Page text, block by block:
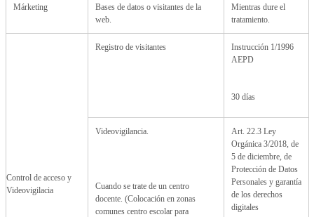
Márketing
Bases de datos o visitantes de la
web.
Mientras dure el
tratamiento.
Control de acceso y
Videovigilacia
Registro de visitantes
Instrucción 1/1996
AEPD
30 días
Videovigilancia.
Cuando se trate de un centro
docente. (Colocación en zonas
comunes centro escolar para
Art. 22.3 Ley
Orgánica 3/2018, de
5 de diciembre, de
Protección de Datos
Personales y garantía
de los derechos
digitales